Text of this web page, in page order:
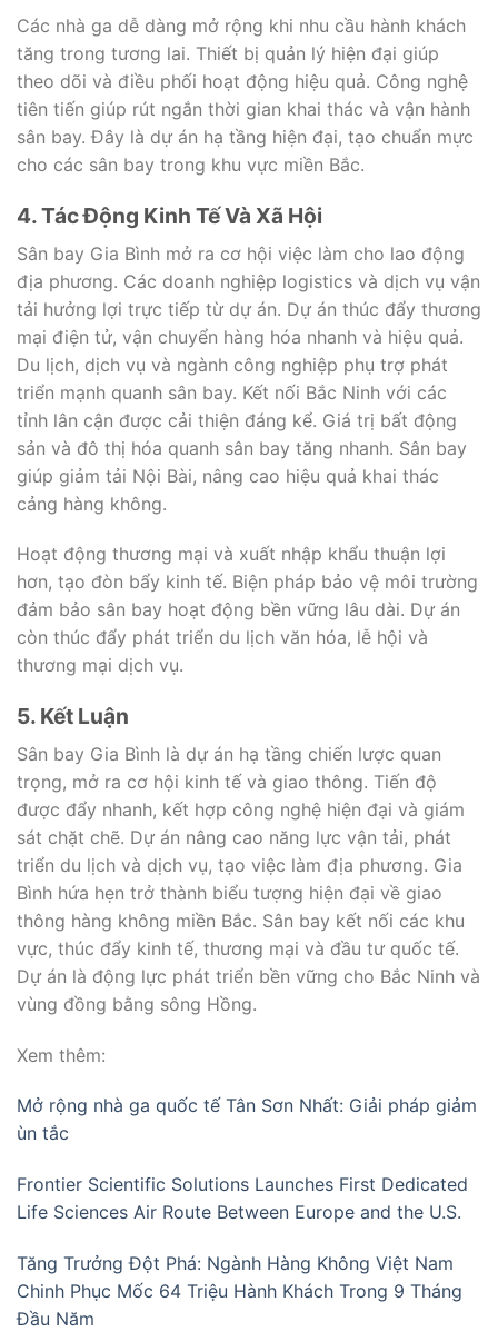
Các nhà ga dễ dàng mở rộng khi nhu cầu hành khách
tăng trong tương lai. Thiết bị quản lý hiện đại giúp
theo dõi và điều phối hoạt động hiệu quả. Công nghệ
tiên tiến giúp rút ngắn thời gian khai thác và vận hành
sân bay. Đây là dự án hạ tầng hiện đại, tạo chuẩn mực
cho các sân bay trong khu vực miền Bắc.
4. Tác Động Kinh Tế Và Xã Hội
Sân bay Gia Bình mở ra cơ hội việc làm cho lao động
địa phương. Các doanh nghiệp logistics và dịch vụ vận
tải hưởng lợi trực tiếp từ dự án. Dự án thúc đẩy thương
mại điện tử, vận chuyển hàng hóa nhanh và hiệu quả.
Du lịch, dịch vụ và ngành công nghiệp phụ trợ phát
triển mạnh quanh sân bay. Kết nối Bắc Ninh với các
tỉnh lân cận được cải thiện đáng kể. Giá trị bất động
sản và đô thị hóa quanh sân bay tăng nhanh. Sân bay
giúp giảm tải Nội Bài, nâng cao hiệu quả khai thác
cảng hàng không.
Hoạt động thương mại và xuất nhập khẩu thuận lợi
hơn, tạo đòn bẩy kinh tế. Biện pháp bảo vệ môi trường
đảm bảo sân bay hoạt động bền vững lâu dài. Dự án
còn thúc đẩy phát triển du lịch văn hóa, lễ hội và
thương mại dịch vụ.
5. Kết Luận
Sân bay Gia Bình là dự án hạ tầng chiến lược quan
trọng, mở ra cơ hội kinh tế và giao thông. Tiến độ
được đẩy nhanh, kết hợp công nghệ hiện đại và giám
sát chặt chẽ. Dự án nâng cao năng lực vận tải, phát
triển du lịch và dịch vụ, tạo việc làm địa phương. Gia
Bình hứa hẹn trở thành biểu tượng hiện đại về giao
thông hàng không miền Bắc. Sân bay kết nối các khu
vực, thúc đẩy kinh tế, thương mại và đầu tư quốc tế.
Dự án là động lực phát triển bền vững cho Bắc Ninh và
vùng đồng bằng sông Hồng.
Xem thêm:
Mở rộng nhà ga quốc tế Tân Sơn Nhất: Giải pháp giảm
ùn tắc
Frontier Scientific Solutions Launches First Dedicated
Life Sciences Air Route Between Europe and the U.S.
Tăng Trưởng Đột Phá: Ngành Hàng Không Việt Nam
Chinh Phục Mốc 64 Triệu Hành Khách Trong 9 Tháng
Đầu Năm